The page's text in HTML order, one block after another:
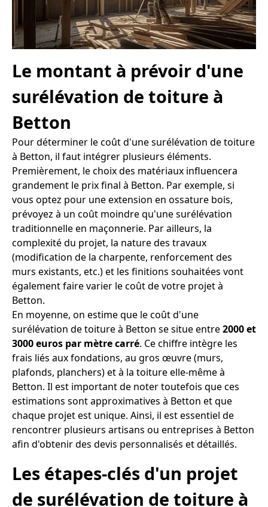
Le montant à prévoir d'une
surélévation de toiture à
Betton
Pour déterminer le coût d'une surélévation de toiture
à Betton, il faut intégrer plusieurs éléments.
Premièrement, le choix des matériaux influencera
grandement le prix final à Betton. Par exemple, si
vous optez pour une extension en ossature bois,
prévoyez à un coût moindre qu'une surélévation
traditionnelle en maçonnerie. Par ailleurs, la
complexité du projet, la nature des travaux
(modification de la charpente, renforcement des
murs existants, etc.) et les finitions souhaitées vont
également faire varier le coût de votre projet à
Betton.
En moyenne, on estime que le coût d'une
surélévation de toiture à Betton se situe entre2000 et
3000 euros par mètre carré. Ce chiffre intègre les
frais liés aux fondations, au gros œuvre (murs,
plafonds, planchers) et à la toiture elle-même à
Betton. Il est important de noter toutefois que ces
estimations sont approximatives à Betton et que
chaque projet est unique. Ainsi, il est essentiel de
rencontrer plusieurs artisans ou entreprises à Betton
afin d'obtenir des devis personnalisés et détaillés.
Les étapes-clés d'un projet
de surélévation de toiture à